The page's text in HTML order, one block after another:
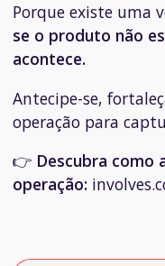
Porque existe uma
se o produto não
acontece.
Antecipe-se,
operação para
👉 Descubra como
operação: